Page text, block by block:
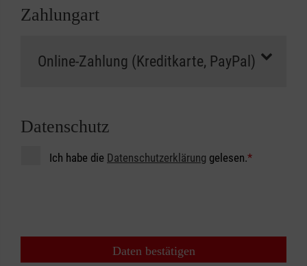
Zahlungart
Datenschutz
Ich habe die Datenschutzerklärung gelesen.*
Daten bestätigen